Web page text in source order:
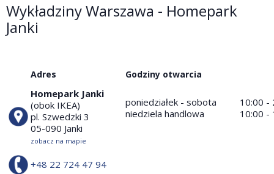
Wykładziny Warszawa - Homepark
Janki
Adres Godziny otwarcia
Homepark Janki
(obok IKEA)
pl. Szwedzki 3
05-090 Janki
zobacz na mapie
poniedziałek - sobota
niedziela handlowa
10:00 -
10:00 -
+48 22 724 47 94